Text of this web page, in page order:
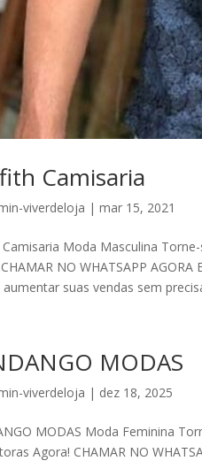
Camisaria
viverdeloja |mar 15, 2021
Moda Masculina
NO WHATSAPP
suas vendas sem
MODAS
viverdeloja | dez 18, 2025
MODAS Moda Feminina
Agora! CHAMAR NO